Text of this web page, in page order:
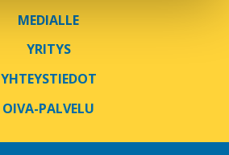
MEDIALLE
YRITYS
YHTEYSTIEDOT
OIVA-PALVELU